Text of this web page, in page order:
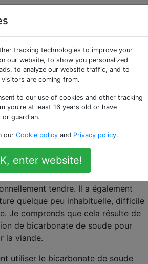
utiliser le
de
attendrir
restaurants chinois, j'ai eu des
boeuf où la viande était
tendre. Il a également
quelque peu inhabituelle, difficile
Je comprends que cela résulte de
de bicarbonate de soude pour
la viande.
utiliser le bicarbonate de soude
tracking technologies to improve your
our website, to show you personalized
to analyze our website traffic, and to
are coming from.
to our use of cookies and other tracking
you're at least 16 years old or have
guardian.
our Cookie policy and Privacy policy.
enter website!